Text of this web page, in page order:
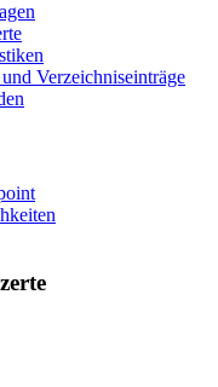
Verzeichniseinträge